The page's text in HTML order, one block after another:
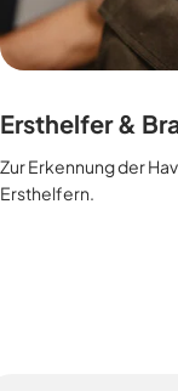
Ersthelfer &
Zur Erkennung der
Ersthelfern.